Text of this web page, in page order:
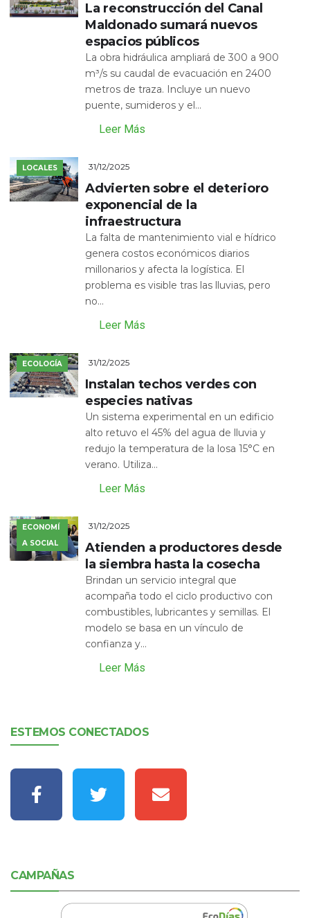
La reconstrucción del Canal
Maldonado sumará nuevos
espacios públicos
La obra hidráulica ampliará de 300 a 900
m³/s su caudal de evacuación en 2400
metros de traza. Incluye un nuevo
puente, sumideros y el...
Leer Más
LOCALES 31/12/2025
Advierten sobre el deterioro
exponencial de la
infraestructura
La falta de mantenimiento vial e hídrico
genera costos económicos diarios
millonarios y afecta la logística. El
problema es visible tras las lluvias, pero
no...
Leer Más
ECOLOGÍA 31/12/2025
Instalan techos verdes con
especies nativas
Un sistema experimental en un edificio
alto retuvo el 45% del agua de lluvia y
redujo la temperatura de la losa 15°C en
verano. Utiliza...
Leer Más
ECONOMÍ
A SOCIAL
31/12/2025
Atienden a productores desde
la siembra hasta la cosecha
Brindan un servicio integral que
acompaña todo el ciclo productivo con
combustibles, lubricantes y semillas. El
modelo se basa en un vínculo de
confianza y...
Leer Más
ESTEMOS CONECTADOS
CAMPAÑAS